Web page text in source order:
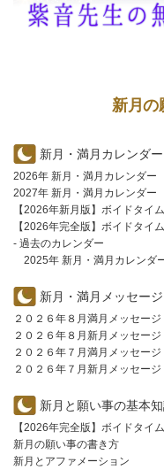
新月の
新月・満月カレンダー
2026年 新月・満月カレンダー
2027年 新月・満月カレンダー
【2026年新月版】ボイドタイ
【2026年完全版】ボイドタイ
- 過去のカレンダー
2025年 新月・満月カレンダ
新月・満月メッセージ
２０２６年８月満月メッセージ
２０２６年８月新月メッセージ
２０２６年７月満月メッセージ
２０２６年７月新月メッセージ
新月と願い事の基本
【2026年完全版】ボイドタイ
新月の願い事の書き方
新月とアファメーション